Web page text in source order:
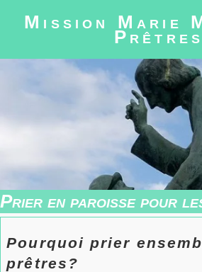
Mission Marie
Prêtres
Prier en paroisse pour
Pourquoi prier
prêtres?